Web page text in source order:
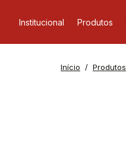
Institucional Produtos
Início Produtos